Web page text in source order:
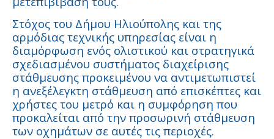
Στόχος του Δήμου Ηλιούπολης και της
αρμόδιας τεχνικής υπηρεσίας είναι η
διαμόρφωση ενός ολιστικού και στρατηγικά
σχεδιασμένου συστήματος διαχείρισης
στάθμευσης προκειμένου να αντιμετωπιστεί
η ανεξέλεγκτη στάθμευση από επισκέπτες και
χρήστες του μετρό και η συμφόρηση που
προκαλείται από την προσωρινή στάθμευση
των οχημάτων σε αυτές τις περιοχές.